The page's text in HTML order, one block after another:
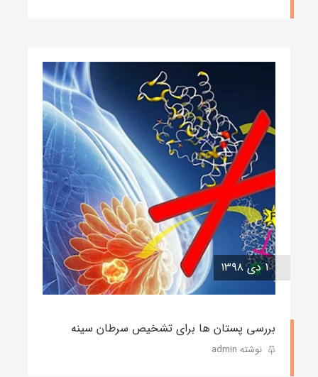
۱ دی ۱۳۹۸
بررسی پستان ها برای تشخیص سرطان سینه
نوشته admin